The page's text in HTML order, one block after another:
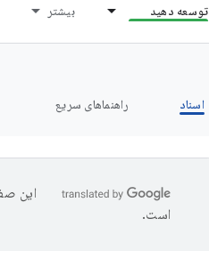
توسعه دهید بیشتر
اسناد راهنماهای سریع
این
است.